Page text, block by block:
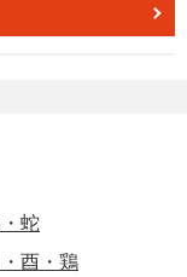
蛇
酉・鶏